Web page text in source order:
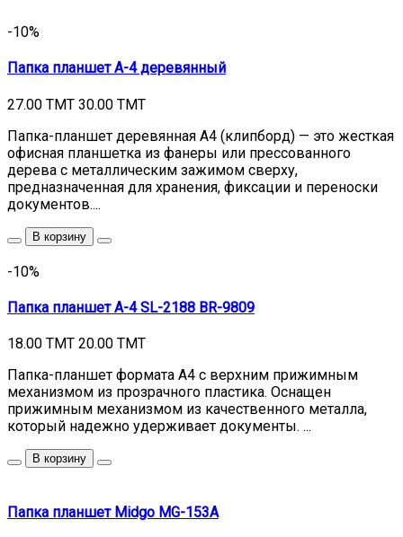
-10%
Папка планшет А-4 деревянный
27.00 TMT 30.00 TMT
Папка-планшет деревянная А4 (клипборд) — это жесткая
офисная планшетка из фанеры или прессованного
дерева с металлическим зажимом сверху,
предназначенная для хранения, фиксации и переноски
документов....
В корзину
-10%
Папка планшет A-4 SL-2188 BR-9809
18.00 TMT 20.00 TMT
Папка-планшет формата А4 с верхним прижимным
механизмом из прозрачного пластика. Оснащен
прижимным механизмом из качественного металла,
который надежно удерживает документы. ...
В корзину
Папка планшет Midgo MG-153A